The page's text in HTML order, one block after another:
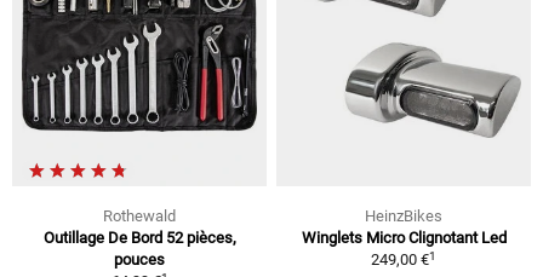
Rothewald
Outillage De Bord 52 pièces,
pouces
HeinzBikes
Winglets Micro Clignotant Led
249,00 €1